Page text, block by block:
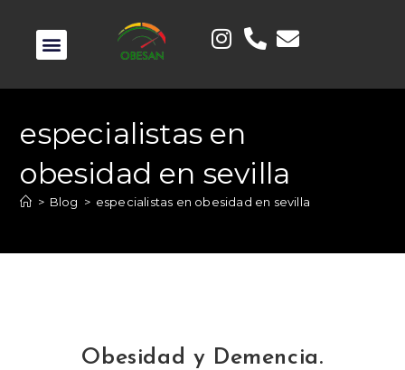
especialistas en
obesidad en sevilla
> Blog > especialistas en obesidad en sevilla
Obesidad y Demencia.